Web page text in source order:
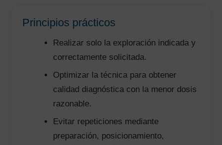
Principios prácticos
Realizar solo la exploración indicada y
correctamente solicitada.
Optimizar la técnica para obtener
calidad diagnóstica con la menor dosis
razonable.
Evitar repeticiones mediante
preparación, posicionamiento,